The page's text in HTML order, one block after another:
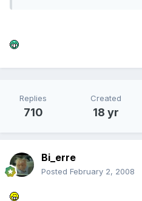
Replies
710
Created
18 yr
Bi_erre
Posted February 2, 2008